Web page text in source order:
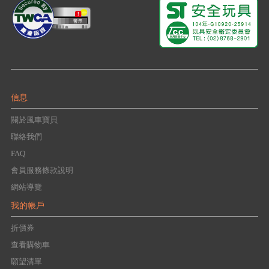
信息
關於風車寶貝
聯絡我們
FAQ
會員服務條款說明
網站導覽
我的帳戶
折價券
查看購物車
願望清單